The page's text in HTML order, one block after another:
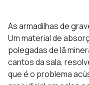
As armadilhas de
Um material de
polegadas de lã
cantos da sala,
que é o problema